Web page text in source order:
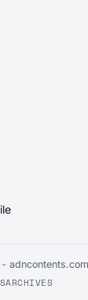
- adncontents.com
ARCHIVES